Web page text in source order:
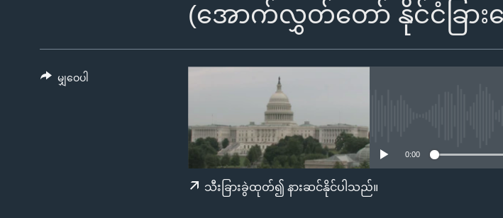
မကြေးမုံရဲ့ အင်္ဂလိပ်စာ
ရေဒီယို
ရေဒီယိုနှင့်ရုပ်သံ အချက်အလက်များ
(အောက်လွှတ်တော် နိုင်ငံခြားရ
0:00
သီးခြားခွဲထုတ်၍ နားဆင်နိုင်ပါသည်။
မျှဝေပါ